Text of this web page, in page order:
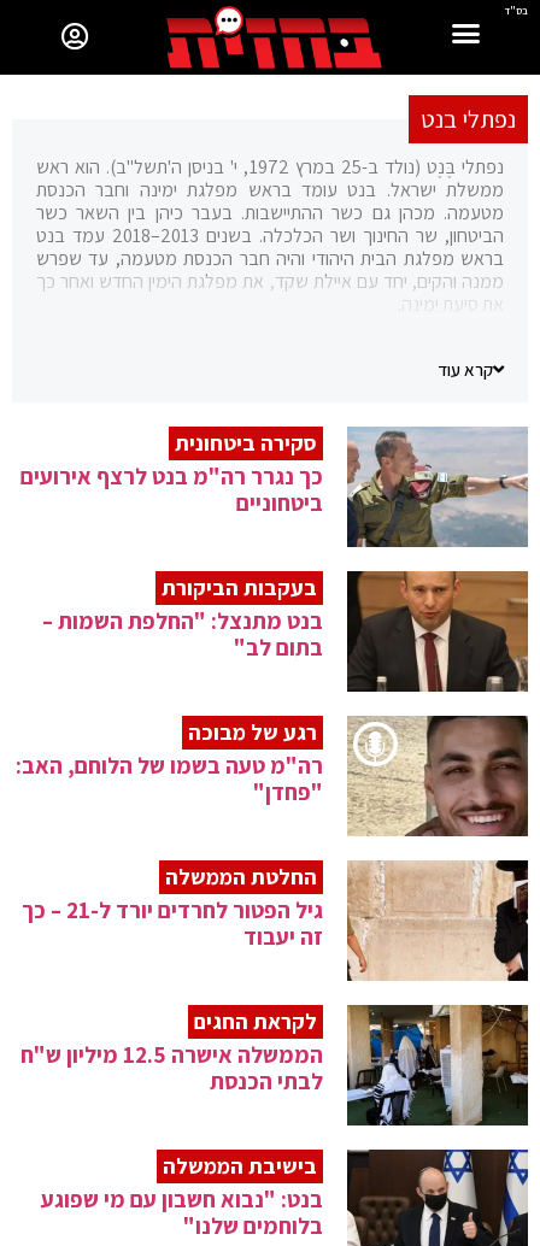
בס"ד
נפתלי בנט
נפתלי בֶּנֶט (נולד ב-25 במרץ 1972, י' בניסן ה'תשל"ב). הוא ראש
ממשלת ישראל. בנט עומד בראש מפלגת ימינה וחבר הכנסת
מטעמה. מכהן גם כשר ההתיישבות. בעבר כיהן בין השאר כשר
הביטחון, שר החינוך ושר הכלכלה. בשנים 2013–2018 עמד בנט
בראש מפלגת הבית היהודי והיה חבר הכנסת מטעמה, עד שפרש
ממנה והקים, יחד עם איילת שקד, את מפלגת הימין החדש ואחר כך
את סיעת ימינה.
ביחידת מגלן. לאחר מכן היה יזם היי-טק, אחד ממייסדי חברת סאיוטה.
קרא עוד
סקירה ביטחונית
כך נגרר רה"מ בנט לרצף אירועים
ביטחוניים
בעקבות הביקורת
בנט מתנצל: "החלפת השמות –
בתום לב"
רגע של מבוכה
רה"מ טעה בשמו של הלוחם, האב:
"פחדן"
החלטת הממשלה
גיל הפטור לחרדים יורד ל-21 – כך
זה יעבוד
לקראת החגים
הממשלה אישרה 12.5 מיליון ש"ח
לבתי הכנסת
בישיבת הממשלה
בנט: "נבוא חשבון עם מי שפוגע
בלוחמים שלנו"